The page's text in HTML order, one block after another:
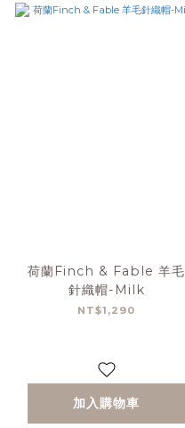
荷蘭Finch & Fable 羊毛
針織帽-Milk
NT$1,290
加入購物車